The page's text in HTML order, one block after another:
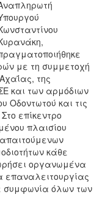
με τη συμμετοχή
της
και των αρμόδιων
Οδοντωτού και τις
επίκεντρο
πλαισίου
κάθε
οργανωμένα
επαναλειτουργίας
συμφωνία όλων των